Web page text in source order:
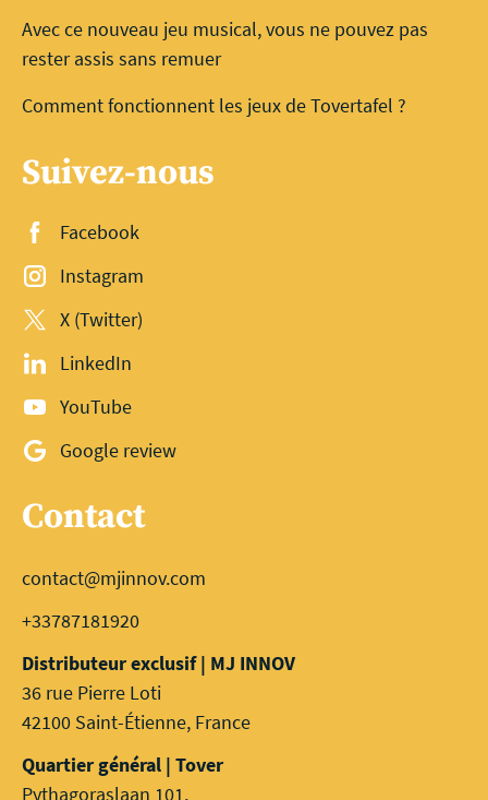
Avec ce nouveau jeu musical, vous ne pouvez pas
rester assis sans remuer
Comment fonctionnent les jeux de Tovertafel ?
Suivez-nous
Facebook
Instagram
X (Twitter)
LinkedIn
YouTube
Google review
Contact
contact@mjinnov.com
+33787181920
Distributeur exclusif | MJ INNOV
36 rue Pierre Loti
42100 Saint-Étienne, France
Quartier général | Tover
Pythagoraslaan 101,